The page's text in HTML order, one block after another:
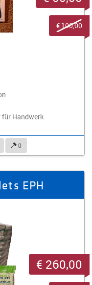
Handwerk
0
€ 100,00
EPH
€ 260,00